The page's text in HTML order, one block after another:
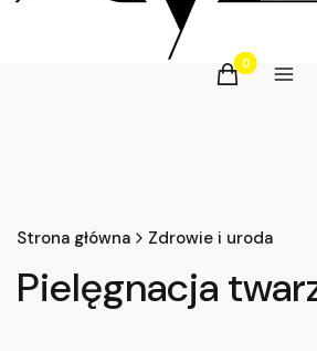
Produkty w
Koszyk Menu
Strona główna Zdrowie i uroda
Pielęgnacja